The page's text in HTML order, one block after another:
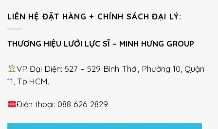
LIÊN HỆ ĐẶT HÀNG + CHÍNH SÁCH ĐẠI LÝ:
THƯƠNG HIỆU LƯỚI LỰC SĨ – MINH HƯNG GROUP
VP Đại Diện: 527 – 529 Bình Thới, Phường 10, Quận
11, Tp.HCM.
Điện thoại: 088 626 2829